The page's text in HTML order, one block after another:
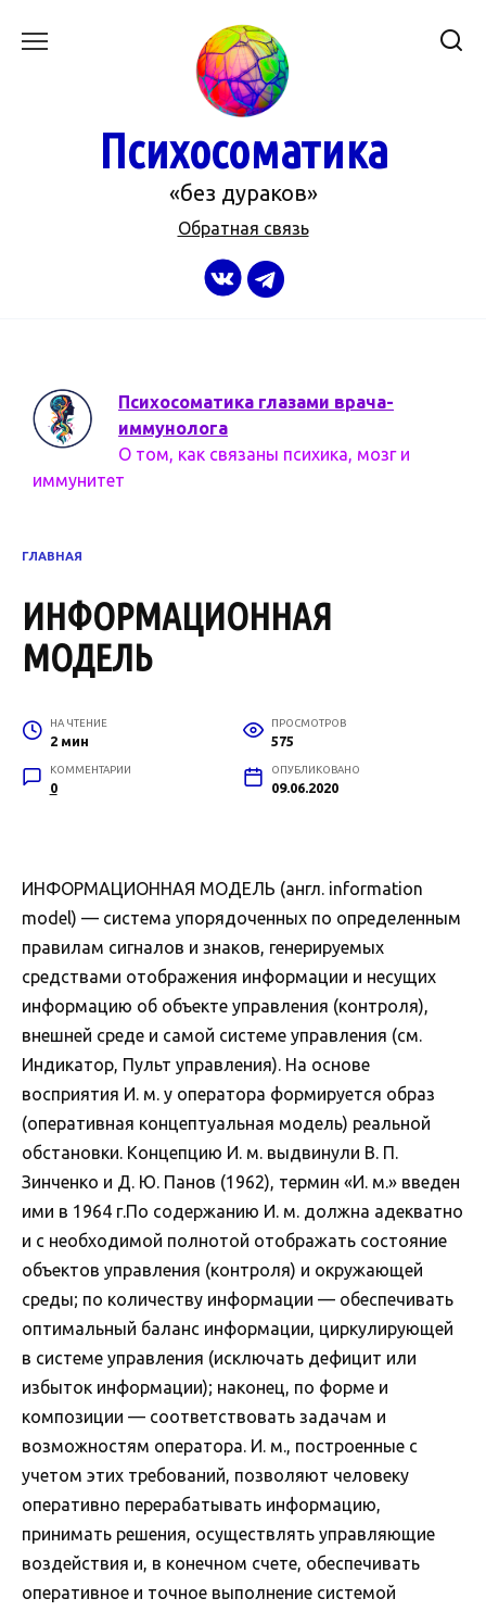
Психосоматика
«без дураков»
Обратная связь
Психосоматика глазами врача-
иммунолога
О том, как связаны психика, мозг и
иммунитет
ГЛАВНАЯ
ИНФОРМАЦИОННАЯ
МОДЕЛЬ
НА ЧТЕНИЕ
2 мин
ПРОСМОТРОВ
575
КОММЕНТАРИИ
0
ОПУБЛИКОВАНО
09.06.2020
ИНФОРМАЦИОННАЯ МОДЕЛЬ (англ. information
model) — система упорядоченных по определенным
правилам сигналов и знаков, генерируемых
средствами отображения информации и несущих
информацию об объекте управления (контроля),
внешней среде и самой системе управления (см.
Индикатор, Пульт управления). На основе
восприятия И. м. у оператора формируется образ
(оперативная концептуальная модель) реальной
обстановки. Концепцию И. м. выдвинули В. П.
Зинченко и Д. Ю. Панов (1962), термин «И. м.» введен
ими в 1964 г.По содержанию И. м. должна адекватно
и с необходимой полнотой отображать состояние
объектов управления (контроля) и окружающей
среды; по количеству информации — обеспечивать
оптимальный баланс информации, циркулирующей
в системе управления (исключать дефицит или
избыток информации); наконец, по форме и
композиции — соответствовать задачам и
возможностям оператора. И. м., построенные с
учетом этих требований, позволяют человеку
оперативно перерабатывать информацию,
принимать решения, осуществлять управляющие
воздействия и, в конечном счете, обеспечивать
оперативное и точное выполнение системой